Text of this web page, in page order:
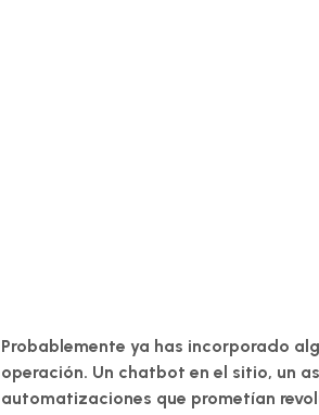
Probablemente ya has incorporado
operación. Un chatbot en el sitio, un
automatizaciones que prometían